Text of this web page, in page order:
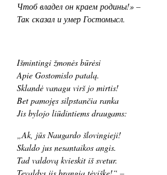
Чтоб владел он краем родины!» –
Так сказал и умер Гостомысл.
Išmintingi žmonės būrėsi
Apie Gostomislo patalą.
Sklandė vanagu virš jo mirtis!
Bet pamojęs silpstančia ranka
Jis bylojo liūdintiems draugams:
„Ak, jūs Naugardo šlovingieji!
Skaldo jus nesantaikos angis.
Tad valdovą kvieskit iš svetur.